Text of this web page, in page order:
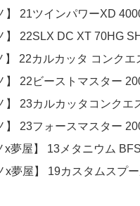
】 21ツインパワーXD
】 22SLX DC XT 70HG
】 22カルカッタ コンク
】 22ビーストマスター
】 23カルカッタコンク
】 23フォースマスター
x夢屋】 13メタニウム
x夢屋】 19カスタムスプ